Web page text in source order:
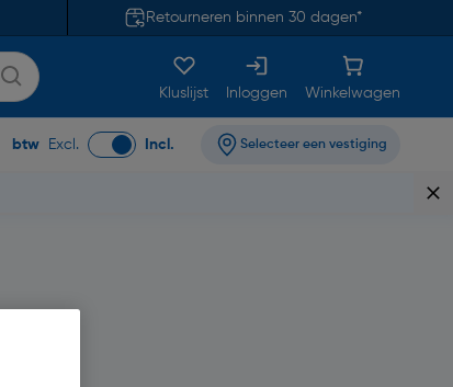
Retourneren binnen 30 dagen*
Kluslijst Inloggen Winkelwagen
btw Excl. Incl. Selecteer een vestiging